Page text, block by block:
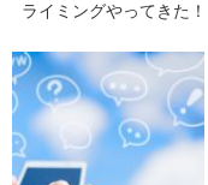
ライミングやってきた！